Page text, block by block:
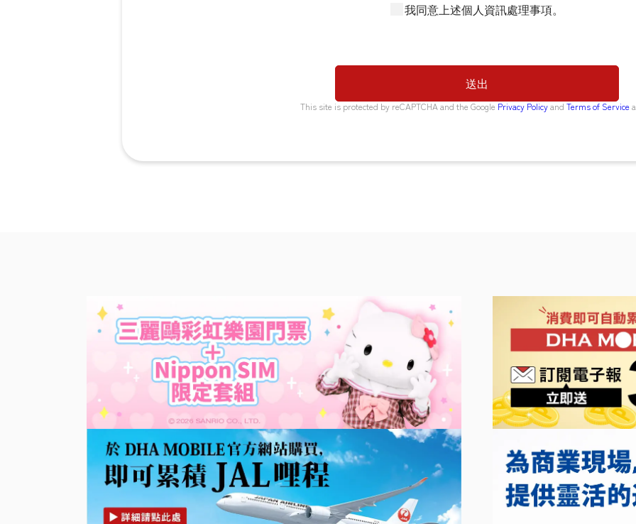
我同意上述個人資訊處理事項。
This site is protected by reCAPTCHA and the Google Privacy Policyand Terms of Service